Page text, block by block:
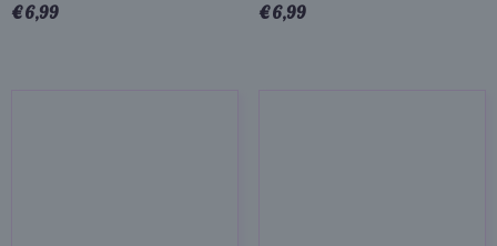
€ 6,99 € 6,99